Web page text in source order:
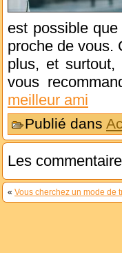
est possible
proche de vous.
plus, et surtout,
vous
meilleur ami
Publié dans
Les
« Vous cherchez un mode de